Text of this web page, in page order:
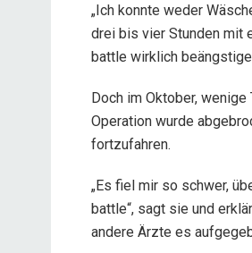
„Ich konnte weder
drei bis vier Stunden mit
battle wirklich
Doch im Oktober,
Operation wurde
fortzufahren.
„Es fiel mir so schwer,
battle“, sagt sie und
andere Ärzte es